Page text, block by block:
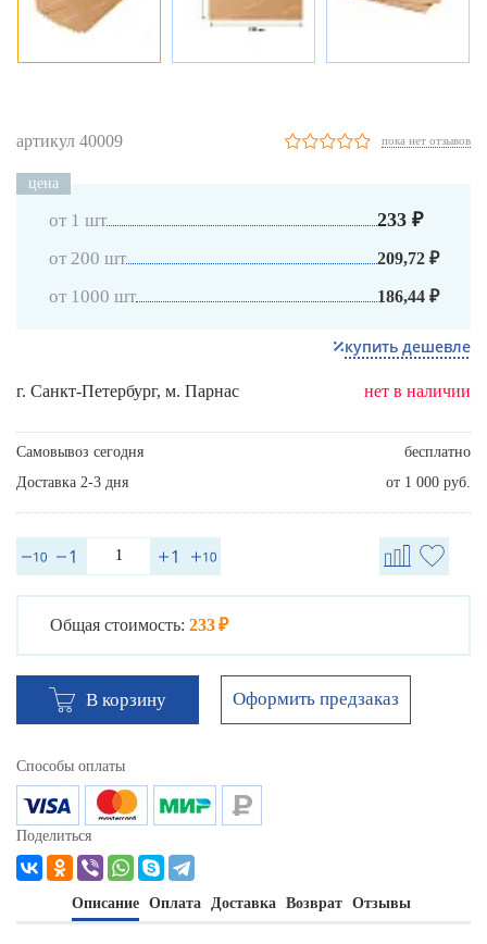
артикул 40009 пока нет отзывов
цена
от 1 шт 233 ₽
от 200 шт 209,72 ₽
от 1000 шт 186,44 ₽
купить дешевле
г. Санкт-Петербург, м. Парнас нет в наличии
Самовывоз сегодня
бесплатно
Доставка 2-3 дня
от 1 000 руб.
Общая стоимость: 233 ₽
В корзину Оформить предзаказ
Способы оплаты
Поделиться
Описание Оплата Доставка Возврат Отзывы